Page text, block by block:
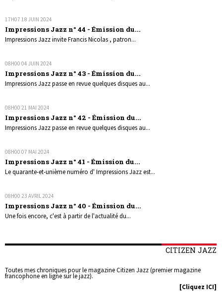
17H07 18 JUIN 2024
Impressions Jazz n° 44 - Émission du...
Impressions Jazz invite Francis Nicolas , patron...
08H00 04 JUIN 2024
Impressions Jazz n° 43 - Émission du...
Impressions Jazz passe en revue quelques disques au...
08H00 21 MAI 2024
Impressions Jazz n° 42 - Émission du...
Impressions Jazz passe en revue quelques disques au...
08H00 07 MAI 2024
Impressions Jazz n° 41 - Émission du...
Le quarante-et-unième numéro d' Impressions Jazz est...
08H00 23 AVRIL 2024
Impressions Jazz n° 40 - Émission du...
Une fois encore, c'est à partir de l'actualité du...
CITIZEN JAZZ
Toutes mes chroniques pour le magazine Citizen Jazz (premier magazine
francophone en ligne sur le jazz).
[Cliquez ICI]